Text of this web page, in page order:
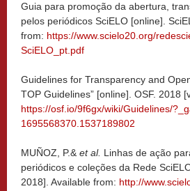
Guia para promoção da abertura,
pelos periódicos SciELO [online].
from: https://www.scielo20.org/
SciELO_pt.pdf
Guidelines for Transparency and
TOP Guidelines” [online]. OSF. 2018
https://osf.io/9f6gx/wiki/Guidelines/
1695568370.1537189802
MUÑOZ, P.& et al. Linhas de ação
periódicos e coleções da Rede
2018]. Available from: http://